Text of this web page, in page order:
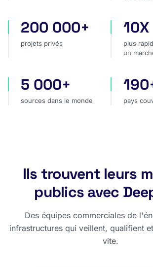
projets privés
200 000+
projets privés
plus
10X
plus
un
sources dans le monde
5 000+
sources dans le monde
pays
pays
Ils trouvent leurs
publics avec
Des équipes commerciales de
infrastructures qui veillent, qualifient
vite.